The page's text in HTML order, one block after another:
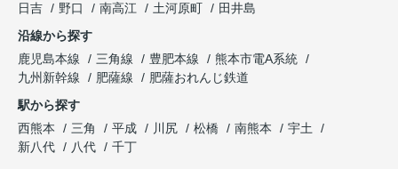
日吉
野口 南高江 土河原町
田井島
沿線から探す
鹿児島本線
三角線 豊肥本線
熊本市電A系統
九州新幹線
肥薩線
肥薩おれんじ鉄道
駅から探す
西熊本
三角 平成 川尻 松橋 南熊本
宇土
新八代
八代 千丁